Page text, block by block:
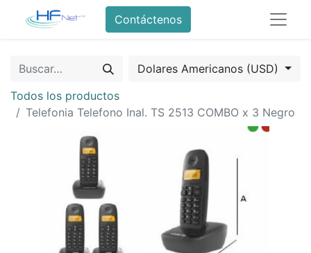
Contáctenos
Dolares Americanos (USD)
Todos los productos
Telefonia Telefono Inal. TS 2513 COMBO x 3 Negro